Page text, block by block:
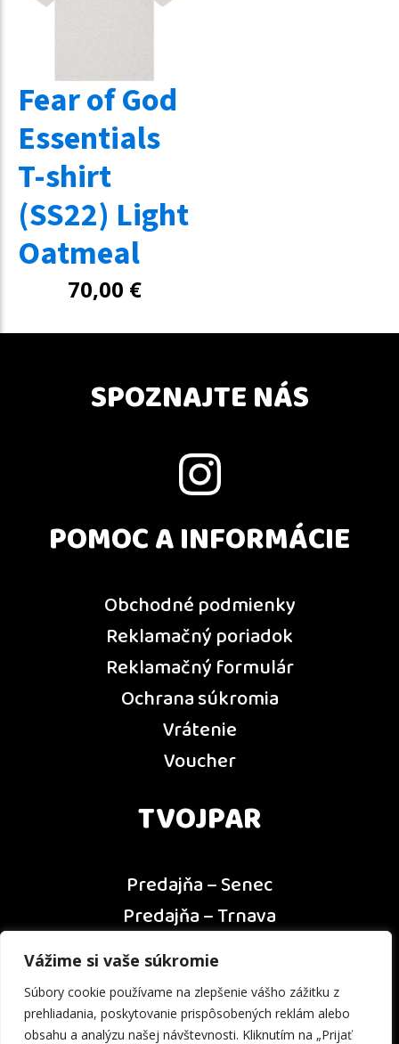
Vážime si vaše súkromie
Súbory cookie používame na zlepšenie vášho zážitku z
prehliadania, poskytovanie prispôsobených reklám alebo
obsahu a analýzu našej návštevnosti. Kliknutím na „Prijať
Fear of God
Essentials
T-shirt
(SS22) Light
Oatmeal
70,00 €
SPOZNAJTE NÁS
POMOC A INFORMÁCIE
Obchodné podmienky
Reklamačný poriadok
Reklamačný formulár
Ochrana súkromia
Vrátenie
Voucher
TVOJPAR
Predajňa – Senec
Predajňa – Trnava
Predajňa – Dunajská Streda
Predajňa – Nitra
Kontakt